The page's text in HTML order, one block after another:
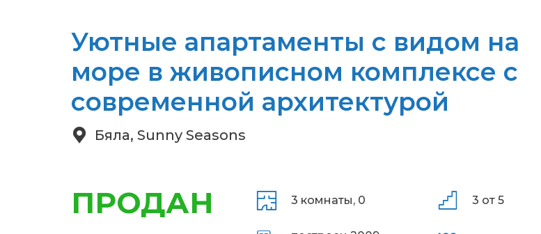
Уютные апартаменты с видом на
море в живописном комплексе с
современной архитектурой
Бяла, Sunny Seasons
ПРОДАН 3 комнаты, 0 3 от 5